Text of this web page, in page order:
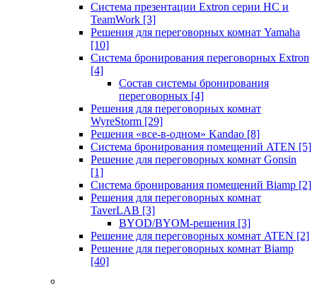
Система презентации Extron серии HC и
TeamWork [3]
Решения для переговорных комнат Yamaha
[10]
Система бронирования переговорных Extron
[4]
Состав системы бронирования
переговорных [4]
Решения для переговорных комнат
WyreStorm [29]
Решения «все-в-одном» Kandao [8]
Система бронирования помещений ATEN [5]
Решение для переговорных комнат Gonsin
[1]
Система бронирования помещений Biamp [2]
Решения для переговорных комнат
TaverLAB [3]
BYOD/BYOM-решения [3]
Решение для переговорных комнат ATEN [2]
Решение для переговорных комнат Biamp
[40]